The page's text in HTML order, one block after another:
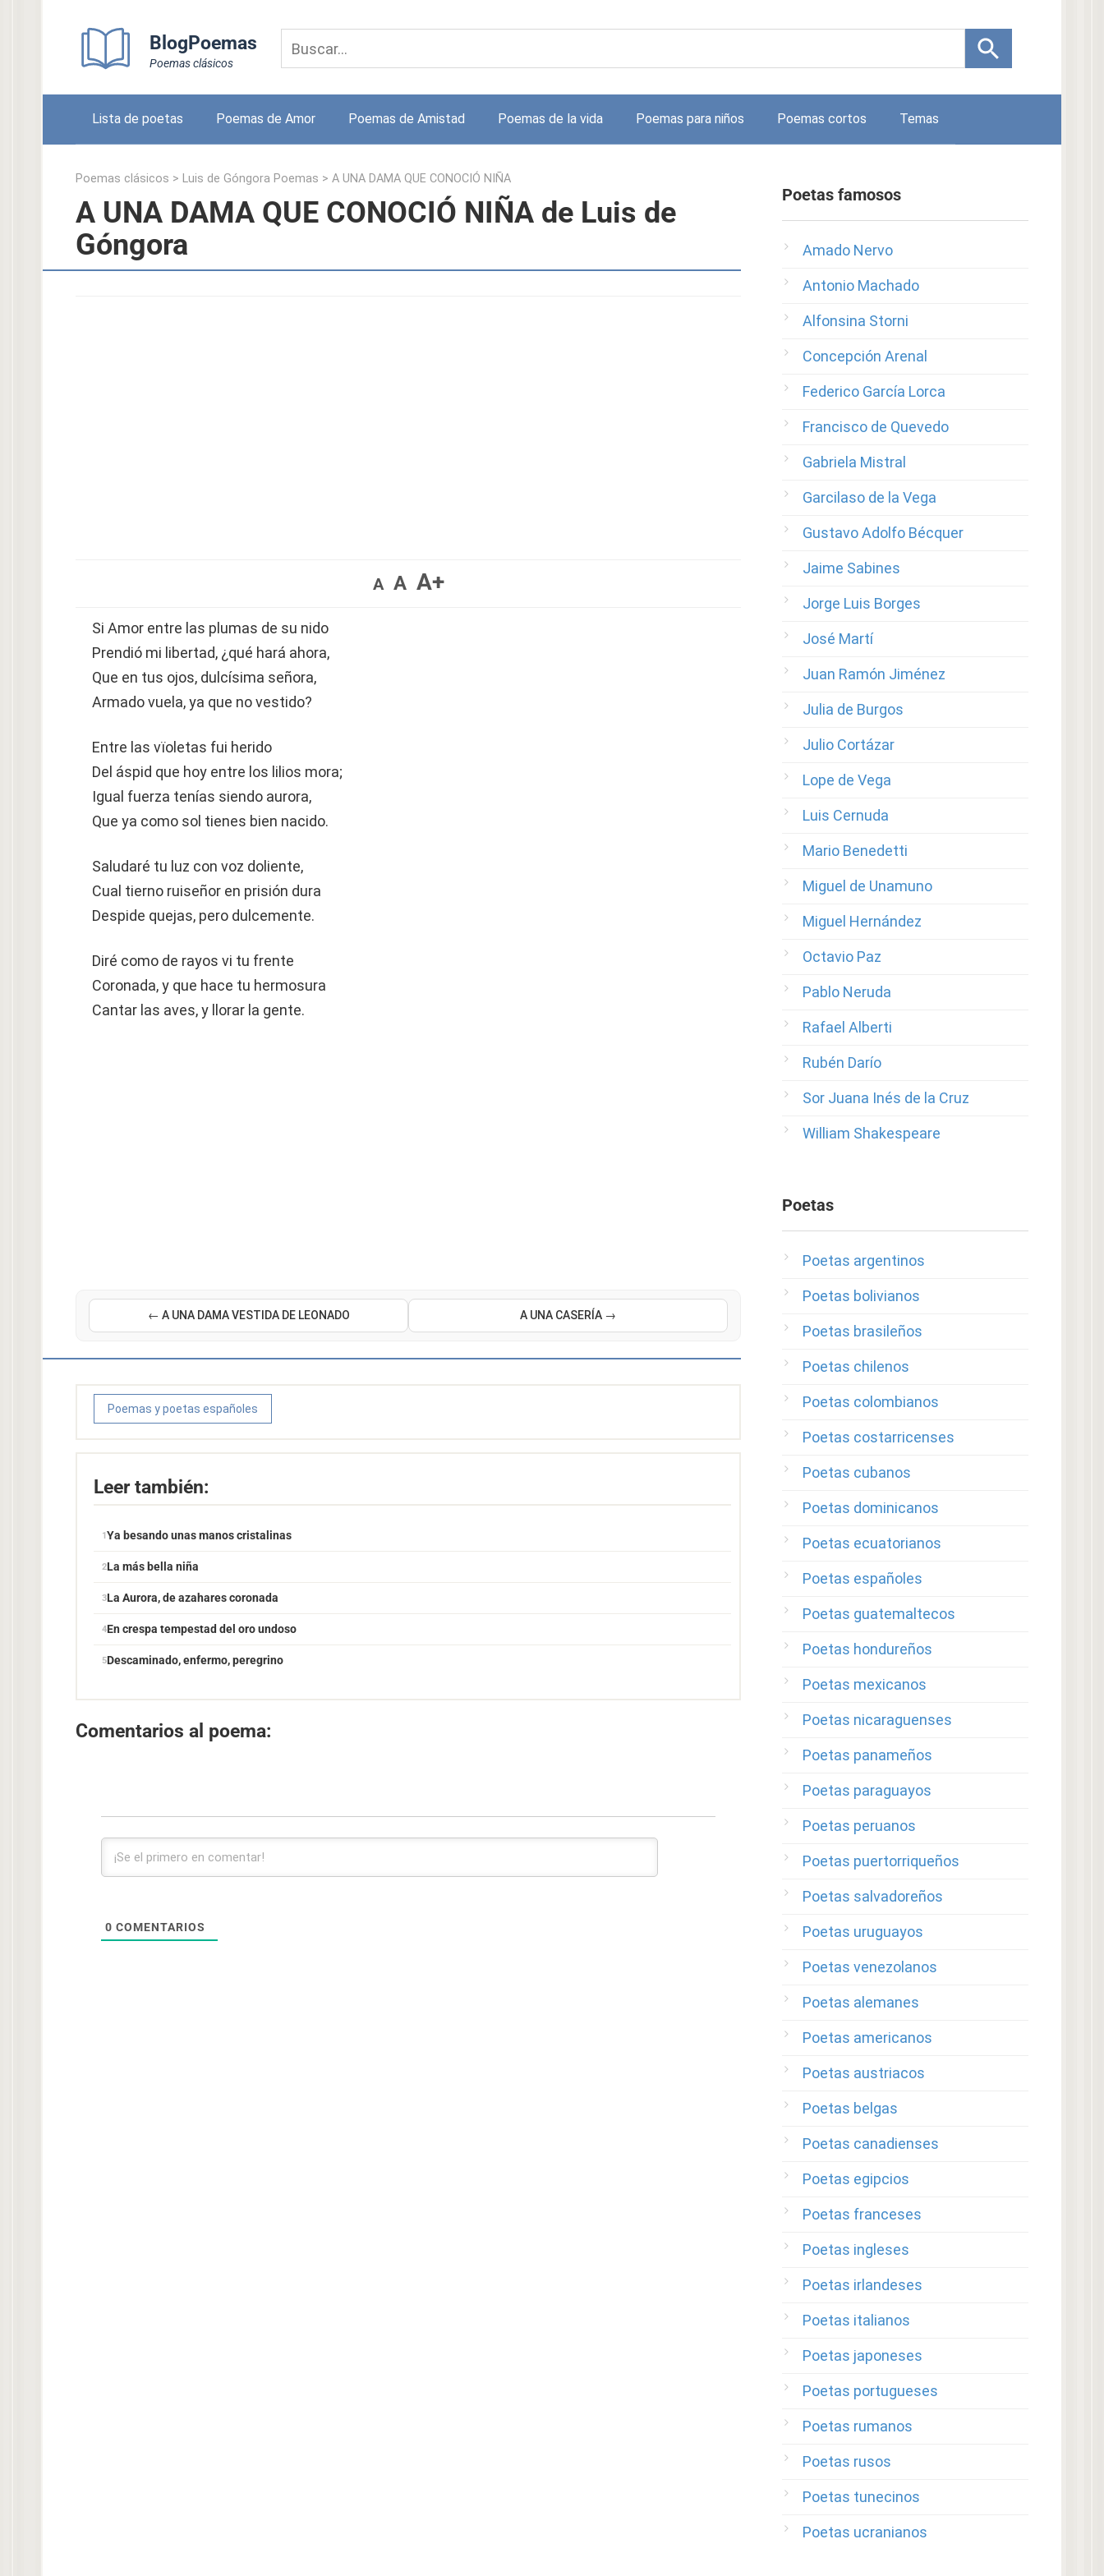
BlogPoemas
Poemas clásicos
Lista de poetas Poemas de Amor Poemas de Amistad Poemas de la vida Poemas para niños Poemas cortos Temas
Poemas clásicos > Luis de Góngora Poemas > A UNA DAMA QUE CONOCIÓ NIÑA
A UNA DAMA QUE CONOCIÓ NIÑA de Luis de
Góngora
A A A+
Si Amor entre las plumas de su nido
Prendió mi libertad, ¿qué hará ahora,
Que en tus ojos, dulcísima señora,
Armado vuela, ya que no vestido?
Entre las vïoletas fui herido
Del áspid que hoy entre los lilios mora;
Igual fuerza tenías siendo aurora,
Que ya como sol tienes bien nacido.
Saludaré tu luz con voz doliente,
Cual tierno ruiseñor en prisión dura
Despide quejas, pero dulcemente.
Diré como de rayos vi tu frente
Coronada, y que hace tu hermosura
Cantar las aves, y llorar la gente.
← A UNA DAMA VESTIDA DE LEONADO A UNA CASERÍA →
Poemas y poetas españoles
Leer también:
Ya besando unas manos cristalinas
La más bella niña
La Aurora, de azahares coronada
En crespa tempestad del oro undoso
Descaminado, enfermo, peregrino
Comentarios al poema:
0 COMENTARIOS
Poetas famosos
Amado Nervo
Antonio Machado
Alfonsina Storni
Concepción Arenal
Federico García Lorca
Francisco de Quevedo
Gabriela Mistral
Garcilaso de la Vega
Gustavo Adolfo Bécquer
Jaime Sabines
Jorge Luis Borges
José Martí
Juan Ramón Jiménez
Julia de Burgos
Julio Cortázar
Lope de Vega
Luis Cernuda
Mario Benedetti
Miguel de Unamuno
Miguel Hernández
Octavio Paz
Pablo Neruda
Rafael Alberti
Rubén Darío
Sor Juana Inés de la Cruz
William Shakespeare
Poetas
Poetas argentinos
Poetas bolivianos
Poetas brasileños
Poetas chilenos
Poetas colombianos
Poetas costarricenses
Poetas cubanos
Poetas dominicanos
Poetas ecuatorianos
Poetas españoles
Poetas guatemaltecos
Poetas hondureños
Poetas mexicanos
Poetas nicaraguenses
Poetas panameños
Poetas paraguayos
Poetas peruanos
Poetas puertorriqueños
Poetas salvadoreños
Poetas uruguayos
Poetas venezolanos
Poetas alemanes
Poetas americanos
Poetas austriacos
Poetas belgas
Poetas canadienses
Poetas egipcios
Poetas franceses
Poetas ingleses
Poetas irlandeses
Poetas italianos
Poetas japoneses
Poetas portugueses
Poetas rumanos
Poetas rusos
Poetas tunecinos
Poetas ucranianos